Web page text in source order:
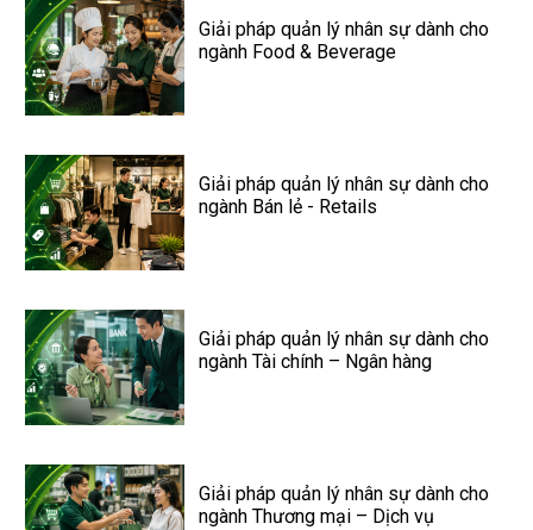
Giải pháp quản lý nhân sự dành cho
ngành Food & Beverage
Giải pháp quản lý nhân sự dành cho
ngành Bán lẻ - Retails
Giải pháp quản lý nhân sự dành cho
ngành Tài chính – Ngân hàng
Giải pháp quản lý nhân sự dành cho
ngành Thương mại – Dịch vụ